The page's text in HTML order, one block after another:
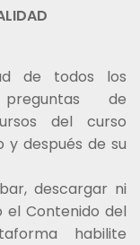
de todos los
de
del curso
después de su
descargar ni
Contenido del
habilite